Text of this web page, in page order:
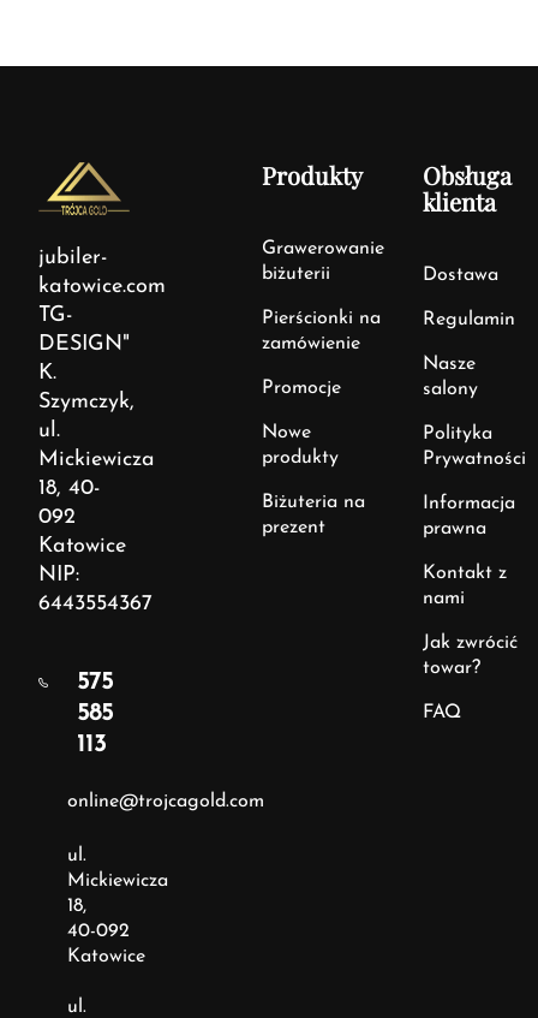
jubiler-
katowice.com
TG-
DESIGN"
K.
Szymczyk,
ul.
Mickiewicza
18, 40-
092
Katowice
NIP:
6443554367
575
585
113
online@trojcagold.com
ul.
Mickiewicza
18,
40-092
Katowice
ul.
Produkty
Grawerowanie
biżuterii
Pierścionki na
zamówienie
Promocje
Nowe
produkty
Biżuteria na
prezent
Obsługa
klienta
Dostawa
Regulamin
Nasze
salony
Polityka
Prywatności
Informacja
prawna
Kontakt z
nami
Jak zwrócić
towar?
FAQ